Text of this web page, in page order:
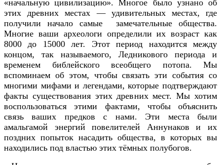
«начальную цивилизацию». Многое было узнано об
этих древних местах — удивительных местах, где
получили начало самые замечательные общества.
Многие ваши археологи определили их возраст как
8000 до 15000 лет. Этот период находится между
концом, так называемого, Ледникового периода и
временем библейского всеобщего потопа. Мы
вспоминаем об этом, чтобы связать эти события со
многими мифами и легендами, которые подтверждают
факты существования этих древних мест. Мы хотим
воспользоваться этими фактами, чтобы объяснить
связь ваших предков с нами. Эти места были
амальгамой энергий повелителей Аннунаков и их
поздних попыток насадить общества, в которых вы
находились под властью этих тёмных полубогов.